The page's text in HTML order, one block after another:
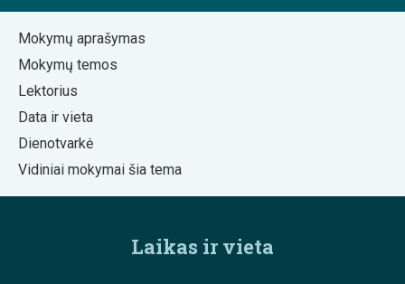
Mokymų aprašymas
Mokymų temos
Lektorius
Data ir vieta
Dienotvarkė
Vidiniai mokymai šia tema
Laikas ir vieta